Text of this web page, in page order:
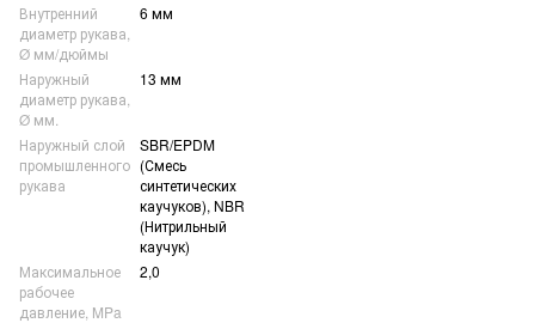
Внутренний
диаметр рукава,
Ø мм/дюймы
6 мм
Наружный
диаметр рукава,
Ø мм.
13 мм
Наружный слой
промышленного
рукава
SBR/EPDM
(Смесь
синтетических
каучуков), NBR
(Нитрильный
каучук)
Максимальное
рабочее
давление, MPa
2,0